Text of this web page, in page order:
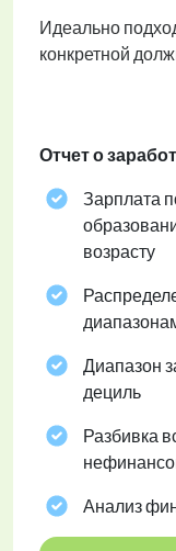
Идеально
конкретной
Отчет о
Зарплата
возрасту
Диапазон
дециль
Разбивка
Анализ